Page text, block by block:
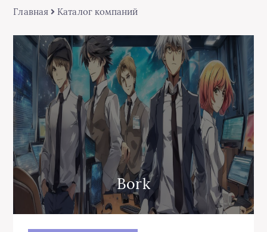
Главная Каталог компаний
Bork